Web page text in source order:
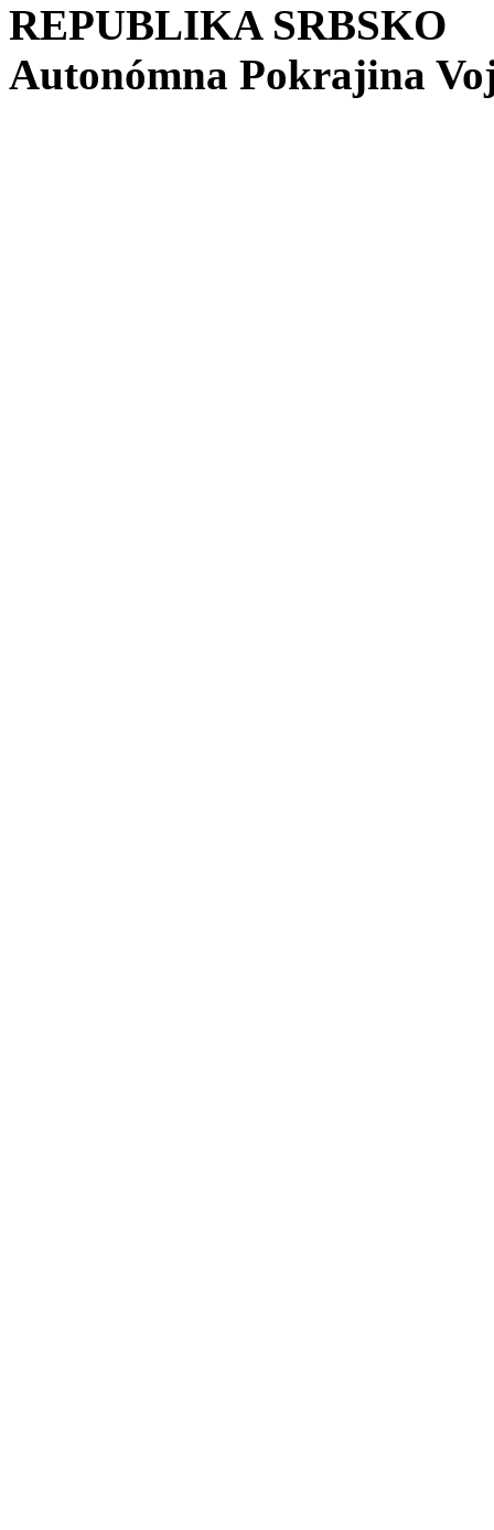
REPUBLIKA SRBSKO
Autonómna Pokrajina